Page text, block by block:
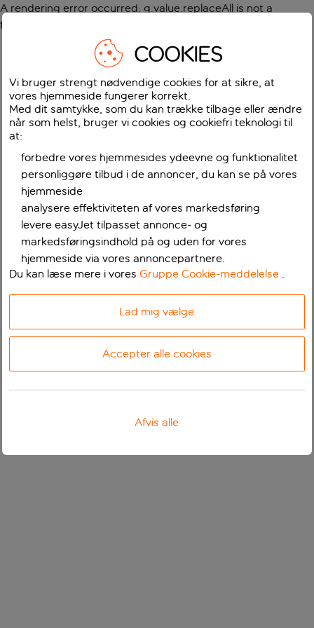
A rendering error occurred: g.value.replaceAll is not a
function
COOKIES
Vi bruger strengt nødvendige cookies for at sikre, at
vores hjemmeside fungerer korrekt.
Med dit samtykke, som du kan trække tilbage eller ændre
når som helst, bruger vi cookies og cookiefri teknologi til
at:
forbedre vores hjemmesides ydeevne og funktionalitet
personliggøre tilbud i de annoncer, du kan se på vores
hjemmeside
analysere effektiviteten af vores markedsføring
levere easyJet tilpasset annonce- og
markedsføringsindhold på og uden for vores
hjemmeside via vores annoncepartnere.
Du kan læse mere i voresGruppe Cookie-meddelelse .
Lad mig vælge
Accepter alle cookies
Afvis alle